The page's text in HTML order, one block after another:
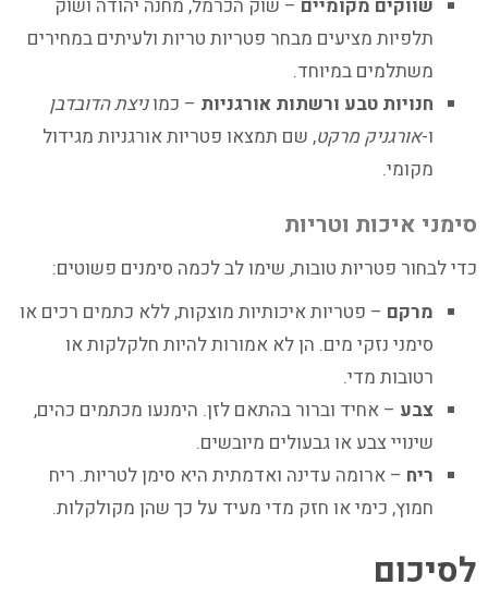
שווקים מקומיים – שוק הכרמל, מחנה יהודה ושוק
תלפיות מציעים מבחר פטריות טריות ולעיתים במחירים
משתלמים במיוחד.
חנויות טבע ורשתות אורגניות – כמוניצת הדובדבן
ו-אורגניק מרקט, שם תמצאו פטריות אורגניות מגידול
מקומי.
סימני איכות וטריות
כדי לבחור פטריות טובות, שימו לב לכמה סימנים פשוטים:
מרקם – פטריות איכותיות מוצקות, ללא כתמים רכים או
סימני נזקי מים. הן לא אמורות להיות חלקלקות או
רטובות מדי.
צבע – אחיד וברור בהתאם לזן. הימנעו מכתמים כהים,
שינויי צבע או גבעולים מיובשים.
ריח – ארומה עדינה ואדמתית היא סימן לטריות. ריח
חמוץ, כימי או חזק מדי מעיד על כך שהן מקולקלות.
לסיכום